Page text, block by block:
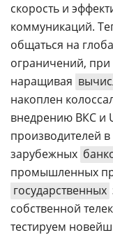
скорость и
коммуникаций.
общаться на
ограничений,
наращивая
накоплен
внедрению ВКС и
производителей
зарубежных
промышленных
государственных
собственной
тестируем